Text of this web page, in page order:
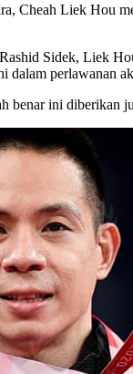
Cheah Liek Hou
Sidek, Liek
perlawanan
benar ini